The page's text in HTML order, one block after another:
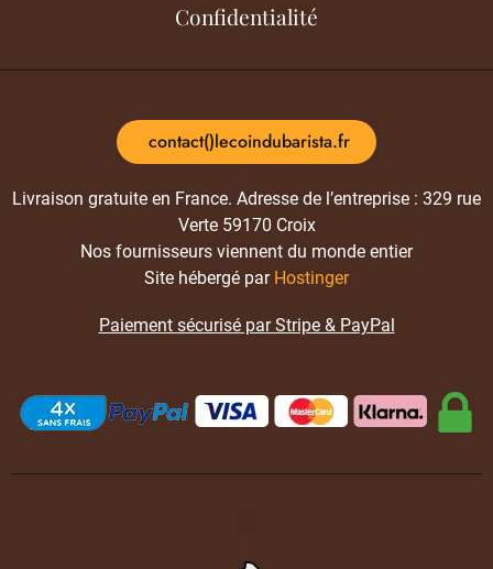
Confidentialité
contact()lecoindubarista.fr
Livraison gratuite en France. Adresse de l’entreprise : 329 rue
Verte 59170 Croix
Nos fournisseurs viennent du monde entier
Site hébergé par Hostinger
Paiement sécurisé par Stripe & PayPal